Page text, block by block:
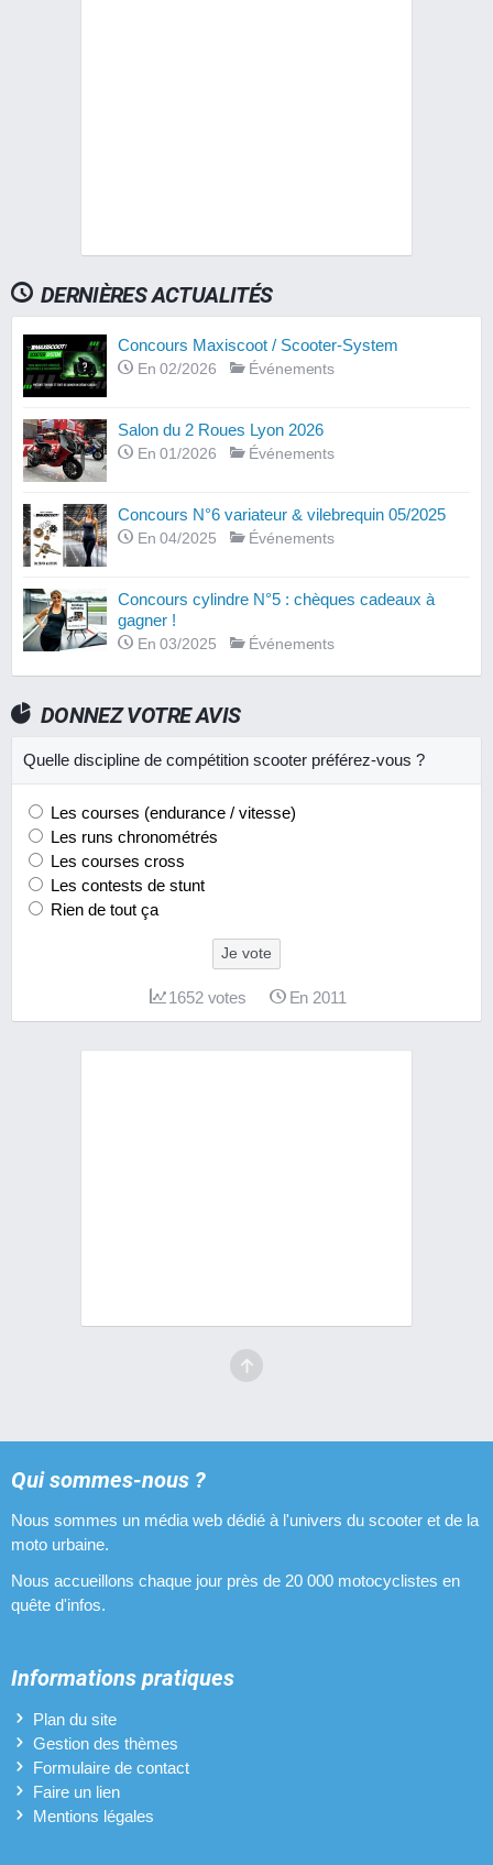
DERNIÈRES ACTUALITÉS
Concours Maxiscoot / Scooter-System
En 02/2026 Événements
Salon du 2 Roues Lyon 2026
En 01/2026 Événements
Concours N°6 variateur & vilebrequin 05/2025
En 04/2025 Événements
Concours cylindre N°5 : chèques cadeaux à
gagner !
En 03/2025 Événements
DONNEZ VOTRE AVIS
Quelle discipline de compétition scooter préférez-vous ?
Les courses (endurance / vitesse)
Les runs chronométrés
Les courses cross
Les contests de stunt
Rien de tout ça
Je vote
1652votes En 2011
Qui sommes-nous ?
Nous sommes un média web dédié à l'univers du scooter et de la
moto urbaine.
Nous accueillons chaque jour près de 20 000 motocyclistes en
quête d'infos.
Informations pratiques
Plan du site
Gestion des thèmes
Formulaire de contact
Faire un lien
Mentions légales